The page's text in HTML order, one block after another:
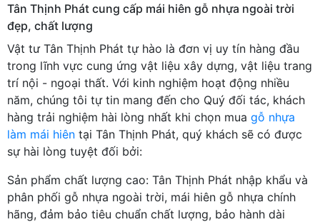
Tân Thịnh Phát cung cấp mái hiên gỗ nhựa ngoài trời
đẹp, chất lượng
Vật tư Tân Thịnh Phát tự hào là đơn vị uy tín hàng đầu
trong lĩnh vực cung ứng vật liệu xây dựng, vật liệu trang
trí nội - ngoại thất. Với kinh nghiệm hoạt động nhiều
năm, chúng tôi tự tin mang đến cho Quý đối tác, khách
hàng trải nghiệm hài lòng nhất khi chọn mua gỗ nhựa
làm mái hiên tại Tân Thịnh Phát, quý khách sẽ có được
sự hài lòng tuyệt đối bởi:
Sản phẩm chất lượng cao: Tân Thịnh Phát nhập khẩu và
phân phối gỗ nhựa ngoài trời, mái hiên gỗ nhựa chính
hãng, đảm bảo tiêu chuẩn chất lượng, bảo hành dài